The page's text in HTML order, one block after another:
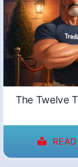
The Twelve
READ